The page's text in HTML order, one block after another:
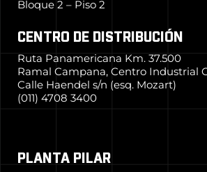
Bloque 2 – Piso 2
CENTRO DE DISTRIBUCIÓN
Ruta Panamericana Km. 37.500
Ramal Campana, Centro Industrial
Calle Haendel s/n (esq. Mozart)
(011) 4708 3400
PLANTA PILAR